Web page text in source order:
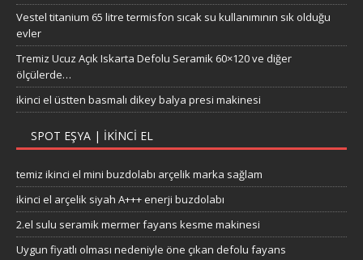
Vestel titanium 65 litre termisfon sıcak su kullanımının sık olduğu
evler
Tremiz Ucuz Açık Iskarta Defolu Seramik 60×120 ve diğer
ölçülerde…
ikinci el üstten basmalı dikey balya presi makinesi
SPOT EŞYA | İKINCI EL
temiz ikinci el mini buzdolabı arçelik marka sağlam
ikinci el arçelik siyah A+++ enerji buzdolabı
2.el sulu seramik mermer fayans kesme makinesi
Uygun fiyatlı olması nedeniyle öne çıkan defolu fayans